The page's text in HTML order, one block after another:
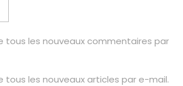
tous les nouveaux commentaires par
tous les nouveaux articles par e-mail.